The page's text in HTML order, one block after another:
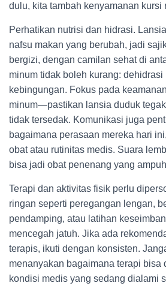
dulu, kita tambah kenyamanan kursi
Perhatikan nutrisi dan hidrasi.
nafsu makan yang berubah, jadi
bergizi, dengan camilan sehat di
minum tidak boleh kurang:
kebingungan. Fokus pada
minum—pastikan lansia duduk
tidak tersedak. Komunikasi juga
bagaimana perasaan mereka hari
obat atau rutinitas medis. Suara
bisa jadi obat penenang yang
Terapi dan aktivitas fisik perlu
ringan seperti peregangan lengan,
pendamping, atau latihan
mencegah jatuh. Jika ada
terapis, ikuti dengan konsisten.
menanyakan bagaimana terapi bisa
kondisi medis yang sedang dialami